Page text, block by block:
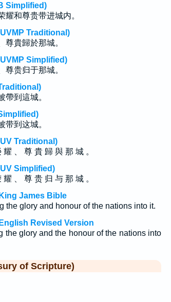
Simplified)
耀和尊贵带进城内。
Traditional)
尊貴歸於那城。
Simplified)
尊贵归于那城。
帶到這城。
带到这城。
Traditional)
、 尊 貴 歸 與 那 城 。
Simplified)
、 尊 贵 归 与 那 城 。
James Bible
the glory and honour of the nations into it.
Revised Version
the glory and the honour of the nations into
of Scripture)